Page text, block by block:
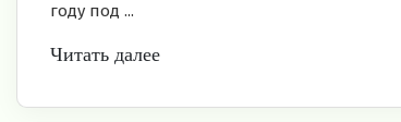
году под ...
Читать далее